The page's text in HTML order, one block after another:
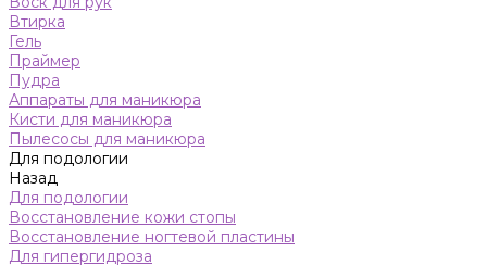
Втирка
Гель
Праймер
Пудра
Аппараты для маникюра
Кисти для маникюра
Пылесосы для маникюра
Для подологии
Назад
Для подологии
Восстановление кожи стопы
Восстановление ногтевой пластины
Для гипергидроза